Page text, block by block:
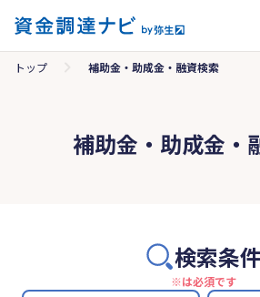
トップ 補助金・助成金・融資検索
補助金・助成金・
検索条件
※は必須です